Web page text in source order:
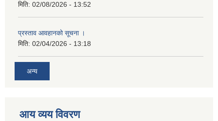
मिति: 02/08/2026 - 13:52
प्रस्ताव आवहानको सूचना ।
मिति: 02/04/2026 - 13:18
अन्य
आय व्यय विवरण